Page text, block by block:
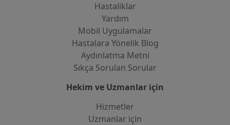
Hastaliklar
Yardım
Mobil Uygulamalar
Hastalara Yönelik Blog
Aydınlatma Metni
Sıkça Sorulan Sorular
Hekim ve Uzmanlar için
Hizmetler
Uzmanlar için